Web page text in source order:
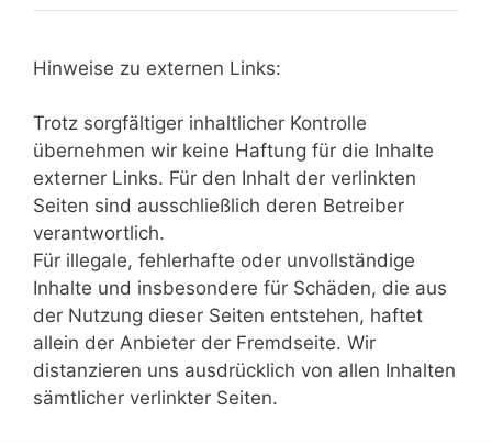
Hinweise zu externen Links:
Trotz sorgfältiger inhaltlicher Kontrolle
übernehmen wir keine Haftung für die Inhalte
externer Links. Für den Inhalt der verlinkten
Seiten sind ausschließlich deren Betreiber
verantwortlich.
Für illegale, fehlerhafte oder unvollständige
Inhalte und insbesondere für Schäden, die aus
der Nutzung dieser Seiten entstehen, haftet
allein der Anbieter der Fremdseite. Wir
distanzieren uns ausdrücklich von allen Inhalten
sämtlicher verlinkter Seiten.